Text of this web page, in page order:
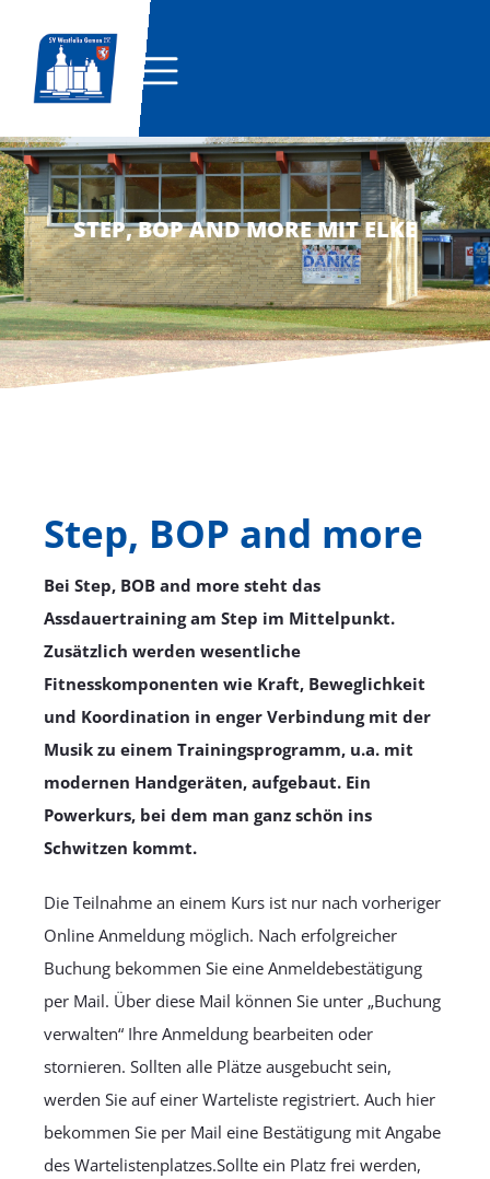
STEP, BOP AND MORE MIT ELKE
Step, BOP and more
Bei Step, BOB and more steht das
Assdauertraining am Step im Mittelpunkt.
Zusätzlich werden wesentliche
Fitnesskomponenten wie Kraft, Beweglichkeit
und Koordination in enger Verbindung mit der
Musik zu einem Trainingsprogramm, u.a. mit
modernen Handgeräten, aufgebaut. Ein
Powerkurs, bei dem man ganz schön ins
Schwitzen kommt.
Die Teilnahme an einem Kurs ist nur nach vorheriger
Online Anmeldung möglich. Nach erfolgreicher
Buchung bekommen Sie eine Anmeldebestätigung
per Mail. Über diese Mail können Sie unter „Buchung
verwalten“ Ihre Anmeldung bearbeiten oder
stornieren. Sollten alle Plätze ausgebucht sein,
werden Sie auf einer Warteliste registriert. Auch hier
bekommen Sie per Mail eine Bestätigung mit Angabe
des Wartelistenplatzes.Sollte ein Platz frei werden,